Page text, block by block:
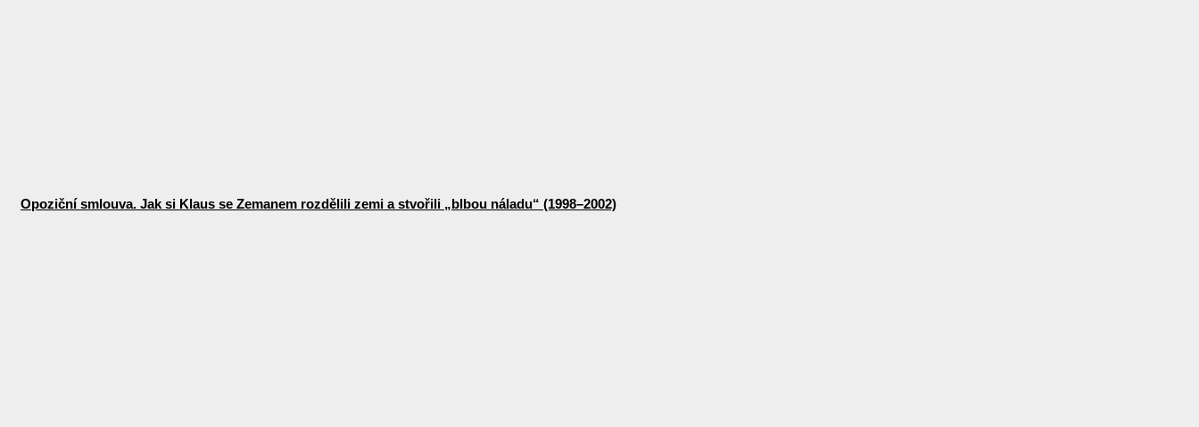
Opoziční smlouva. Jak si Klaus se Zemanem rozdělili zemi a stvořili „blbou náladu“ (1998–2002)